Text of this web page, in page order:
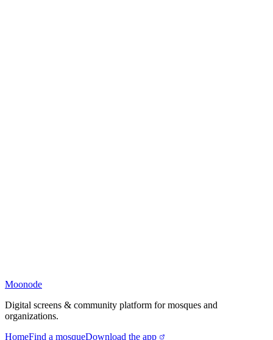
Moonode
Digital screens & community platform for mosques and
organizations.
HomeFind a mosqueDownload the app